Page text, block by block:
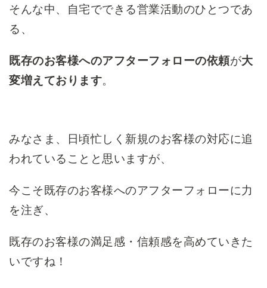
そんな中、自宅でできる営業活動のひとつであ
る、
既存のお客様へのアフターフォローの依頼が大
変増えております。
みなさま、日頃忙しく新規のお客様の対応に追
われていることと思いますが、
今こそ既存のお客様へのアフターフォローに力
を注ぎ、
既存のお客様の満足感・信頼感を高めていきた
いですね！